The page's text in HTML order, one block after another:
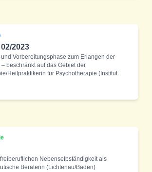
2023
Vorbereitungsphase zum Erlangen der
beschränkt auf das Gebiet der
Heilpraktikerin für Psychotherapie (Institut
Nebenselbständigkeit als
Beraterin (Lichtenau/Baden)